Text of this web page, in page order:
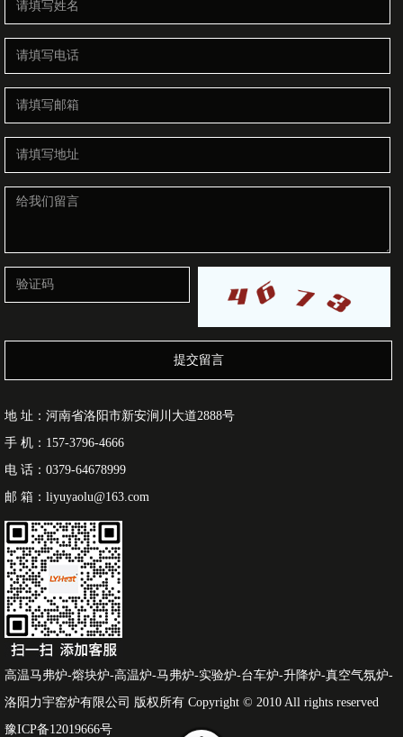
提交留言
地 址：河南省洛阳市新安涧川大道2888号
手 机：157-3796-4666
电 话：0379-64678999
邮 箱：liyuyaolu@163.com
高温马弗炉-熔块炉-高温炉-马弗炉-实验炉-台车炉-升降炉-真空气氛炉-
洛阳力宇窑炉有限公司 版权所有 Copyright © 2010 All rights reserved
豫ICP备12019666号